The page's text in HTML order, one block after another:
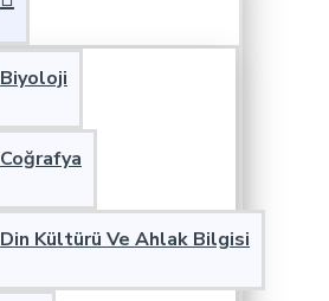
Biyoloji
Coğrafya
Din Kültürü Ve Ahlak Bilgisi